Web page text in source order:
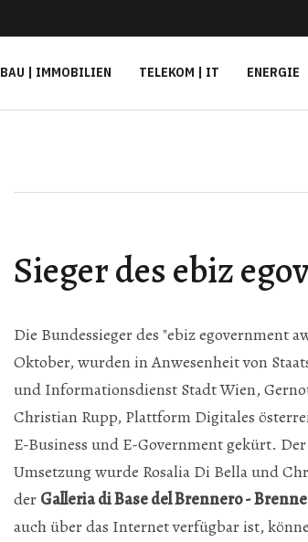
BAU | IMMOBILIEN TELEKOM | IT ENERGIE
Sieger des ebiz
Die Bundessieger des "ebiz egovernment
Oktober, wurden in Anwesenheit von
und Informationsdienst Stadt Wien,
Christian Rupp, Plattform Digitales
E-Business und E-Government gekürt.
Umsetzung wurde Rosalia Di Bella und
der Galleria di Base del Brennero -
auch über das Internet verfügbar ist,